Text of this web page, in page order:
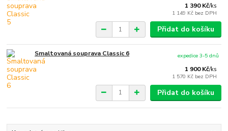
1 390 Kč/ks
1 149 Kč bez DPH
Přidat do košíku
Smaltovaná souprava Classic 6
1 900 Kč/ks
1 570 Kč bez DPH
expedice 3-5 dnů
Přidat do košíku